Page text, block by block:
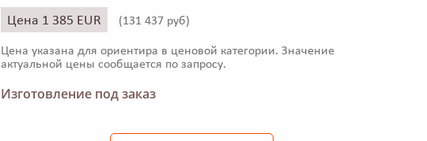
Цена 1 385 EUR (131 437 руб)
Цена указана для ориентира в ценовой категории. Значение
актуальной цены сообщается по запросу.
Изготовление под заказ